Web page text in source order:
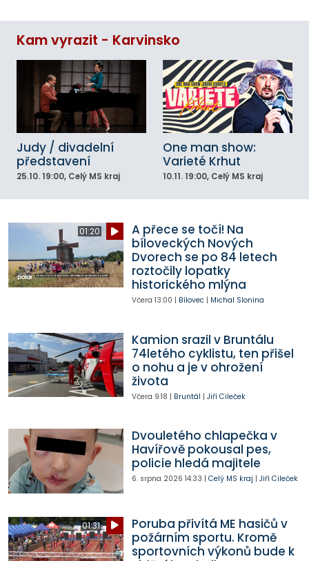
Kam vyrazit - Karvinsko
Judy / divadelní
představení
25.10. 19:00, Celý MS kraj
One man show:
Varieté Krhut
10.11. 19:00, Celý MS kraj
01:20
A přece se točí! Na
bíloveckých Nových
Dvorech se po 84 letech
roztočily lopatky
historického mlýna
Včera 13:00 | Bílovec| Michal Slonina
Kamion srazil v Bruntálu
74letého cyklistu, ten přišel
o nohu a je v ohrožení
života
Včera 9:18 | Bruntál | Jiří Cileček
Dvouletého chlapečka v
Havířově pokousal pes,
policie hledá majitele
6. srpna 2026 14:33 | Celý MS kraj | Jiří Cileček
01:31
Poruba přivítá ME hasičů v
požárním sportu. Kromě
sportovních výkonů bude k